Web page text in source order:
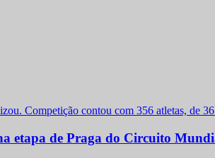
etapa de Praga do Circuito